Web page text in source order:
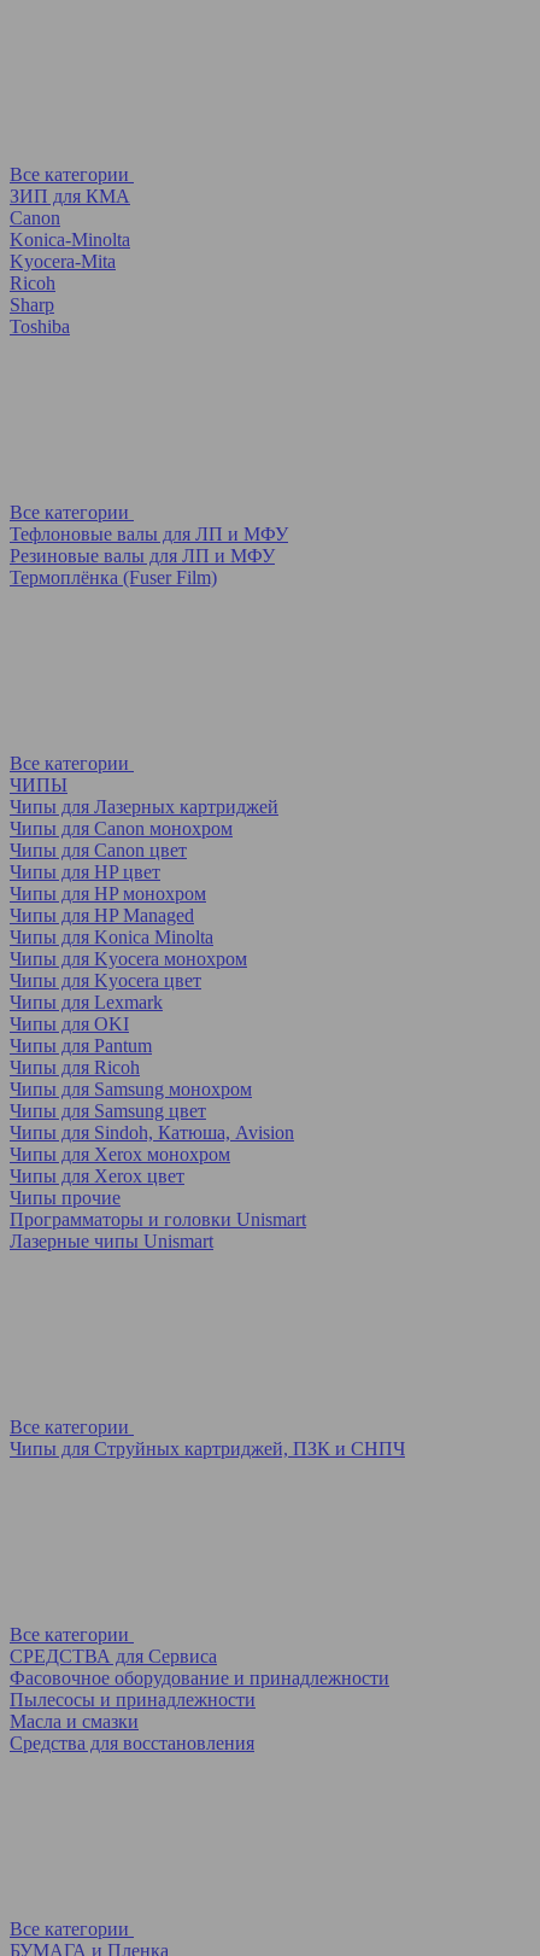
Все категории
ЗИП для КМА
Canon
Konica-Minolta
Kyocera-Mita
Ricoh
Sharp
Toshiba
Все категории
Тефлоновые валы для ЛП и МФУ
Резиновые валы для ЛП и МФУ
Термоплёнка (Fuser Film)
Все категории
ЧИПЫ
Чипы для Лазерных картриджей
Чипы для Canon монохром
Чипы для Canon цвет
Чипы для HP цвет
Чипы для HP монохром
Чипы для HP Managed
Чипы для Konica Minolta
Чипы для Kyocera монохром
Чипы для Kyocera цвет
Чипы для Lexmark
Чипы для OKI
Чипы для Pantum
Чипы для Ricoh
Чипы для Samsung монохром
Чипы для Samsung цвет
Чипы для Sindoh, Катюша, Avision
Чипы для Xerox монохром
Чипы для Xerox цвет
Чипы прочие
Программаторы и головки Unismart
Лазерные чипы Unismart
Все категории
Чипы для Струйных картриджей, ПЗК и СНПЧ
Все категории
СРЕДСТВА для Сервиса
Фасовочное оборудование и принадлежности
Пылесосы и принадлежности
Масла и смазки
Средства для восстановления
Все категории
БУМАГА и Пленка